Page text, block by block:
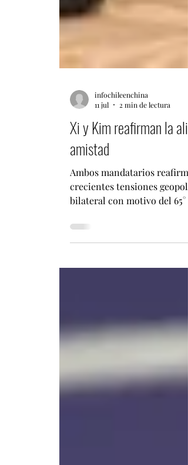
infochileenchina
11 jul
2 min de lectura
Xi y Kim reafirman la
amistad
Ambos mandatarios
bilateral con motivo del
presidente de China, Xi